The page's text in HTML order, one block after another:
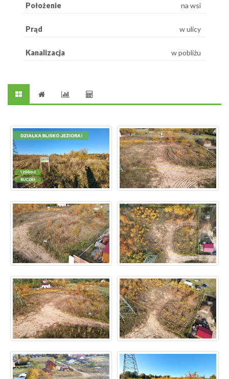
Położenie na wsi
Prąd w ulicy
Kanalizacja w pobliżu